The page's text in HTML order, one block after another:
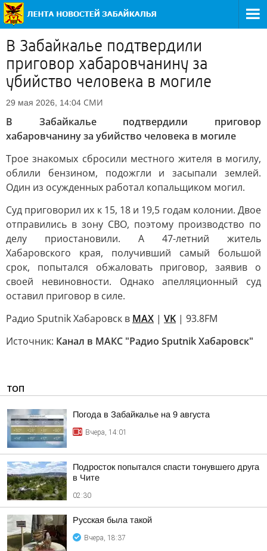
В Забайкалье подтвердили
приговор хабаровчанину за
убийство человека в могиле
29 мая 2026, 14:04 СМИ
В Забайкалье подтвердили приговор
хабаровчанину за убийство человека в могиле
Трое знакомых сбросили местного жителя в могилу,
облили бензином, подожгли и засыпали землей.
Один из осужденных работал копальщиком могил.
Суд приговорил их к 15, 18 и 19,5 годам колонии. Двое
отправились в зону СВО, поэтому производство по
делу приостановили. А 47-летний житель
Хабаровского края, получивший самый большой
срок, попытался обжаловать приговор, заявив о
своей невиновности. Однако апелляционный суд
оставил приговор в силе.
Радио Sputnik Хабаровск в MAX | VK | 93.8FM
Источник: Канал в МАКС "Радио Sputnik Хабаровск"
ТОП
Погода в Забайкалье на 9 августа
Вчера, 14:01
Подросток попытался спасти тонувшего друга
в Чите
02:30
Русская была такой
Вчера, 18:37